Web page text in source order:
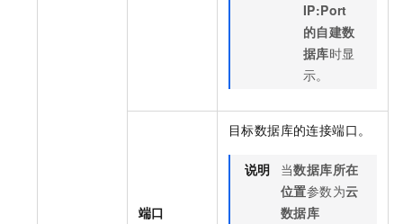
IP:Port
的自建数
据库时显
示。
端口
目标数据库的连接端口。
说明 当数据库所在
位置参数为云
数据库